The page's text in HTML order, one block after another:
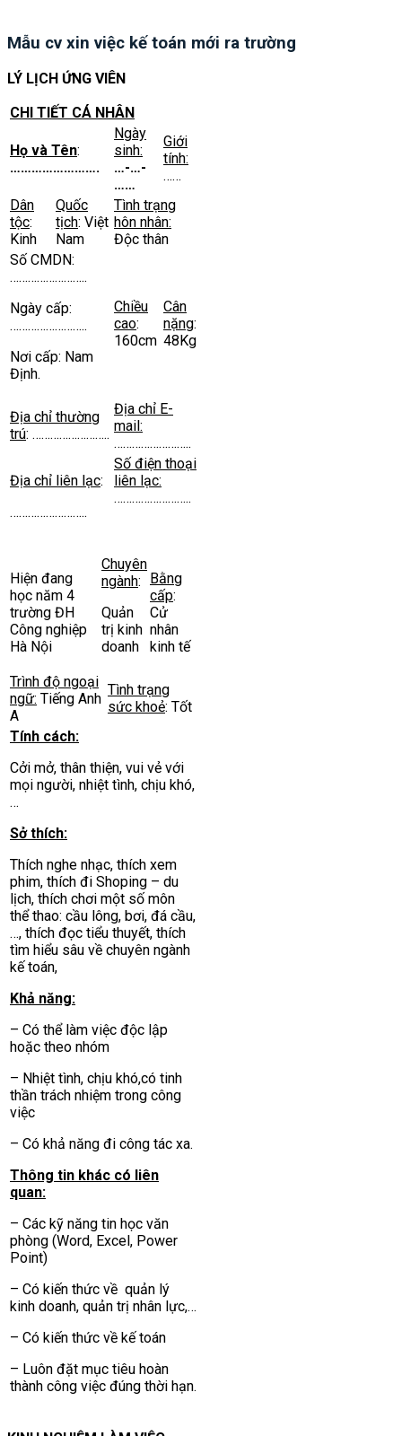
Mẫu cv xin việc kế toán mới ra trường
LÝ LỊCH ỨNG VIÊN
CHI TIẾT CÁ NHÂN
Họ và Tên:
…………………….
Ngày
sinh:
…-…-
……
Giới
tính:
……
Dân
tộc:
Kinh
Quốc
tịch: Việt
Nam
Tình trạng
hôn nhân:
Độc thân
Số CMDN:
……………………..
Ngày cấp:
……………………..
Nơi cấp: Nam
Định.
Chiều
cao:
160cm
Cân
nặng:
48Kg
Địa chỉ thường
trú: ……………………..
Địa chỉ E-
mail:
……………………..
Địa chỉ liên lạc:
……………………..
Số điện thoại
liên lạc:
……………………..
Hiện đang
học năm 4
trường ĐH
Công nghiệp
Hà Nội
Chuyên
ngành:
Quản
trị kinh
doanh
Bằng
cấp:
Cử
nhân
kinh tế
Trình độ ngoại
ngữ: Tiếng Anh
A
Tình trạng
sức khoẻ: Tốt
Tính cách:
Cởi mở, thân thiện, vui vẻ với
mọi người, nhiệt tình, chịu khó,
…
Sở thích:
Thích nghe nhạc, thích xem
phim, thích đi Shoping – du
lịch, thích chơi một số môn
thể thao: cầu lông, bơi, đá cầu,
…, thích đọc tiểu thuyết, thích
tìm hiểu sâu về chuyên ngành
kế toán,
Khả năng:
– Có thể làm việc độc lập
hoặc theo nhóm
– Nhiệt tình, chịu khó,có tinh
thần trách nhiệm trong công
việc
– Có khả năng đi công tác xa.
Thông tin khác có liên
quan:
– Các kỹ năng tin học văn
phòng (Word, Excel, Power
Point)
– Có kiến thức về quản lý
kinh doanh, quản trị nhân lực,…
– Có kiến thức về kế toán
– Luôn đặt mục tiêu hoàn
thành công việc đúng thời hạn.